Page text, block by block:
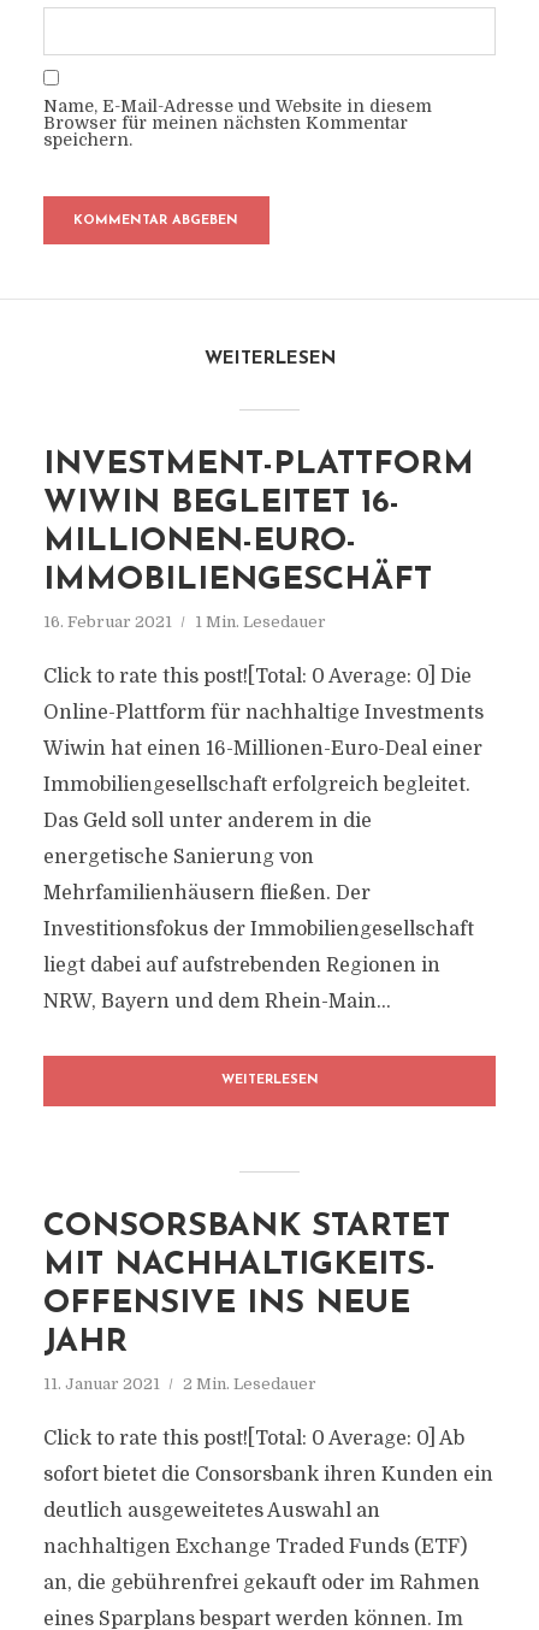
Name, E-Mail-Adresse und Website in diesem
Browser für meinen nächsten Kommentar
speichern.
WEITERLESEN
INVESTMENT-PLATTFORM
WIWIN BEGLEITET 16-
MILLIONEN-EURO-
IMMOBILIENGESCHÄFT
16. Februar 2021 1 Min. Lesedauer
Click to rate this post![Total: 0 Average: 0] Die
Online-Plattform für nachhaltige Investments
Wiwin hat einen 16-Millionen-Euro-Deal einer
Immobiliengesellschaft erfolgreich begleitet.
Das Geld soll unter anderem in die
energetische Sanierung von
Mehrfamilienhäusern fließen. Der
Investitionsfokus der Immobiliengesellschaft
liegt dabei auf aufstrebenden Regionen in
NRW, Bayern und dem Rhein-Main...
WEITERLESEN
CONSORSBANK STARTET
MIT NACHHALTIGKEITS-
OFFENSIVE INS NEUE
JAHR
11. Januar 2021 2 Min. Lesedauer
Click to rate this post![Total: 0 Average: 0] Ab
sofort bietet die Consorsbank ihren Kunden ein
deutlich ausgeweitetes Auswahl an
nachhaltigen Exchange Traded Funds (ETF)
an, die gebührenfrei gekauft oder im Rahmen
eines Sparplans bespart werden können. Im